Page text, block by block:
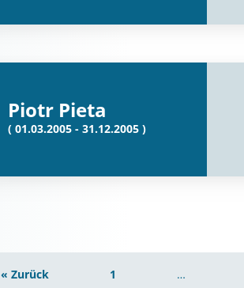
Piotr Pieta
( 01.03.2005 - 31.12.2005 )
« Zurück 1 …